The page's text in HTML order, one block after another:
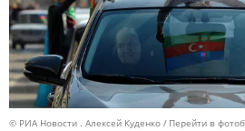
© РИА Новости . Алексей Куденко Перейти в